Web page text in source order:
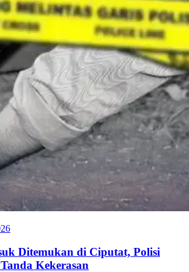
Ditemukan di Ciputat, Polisi
Kekerasan